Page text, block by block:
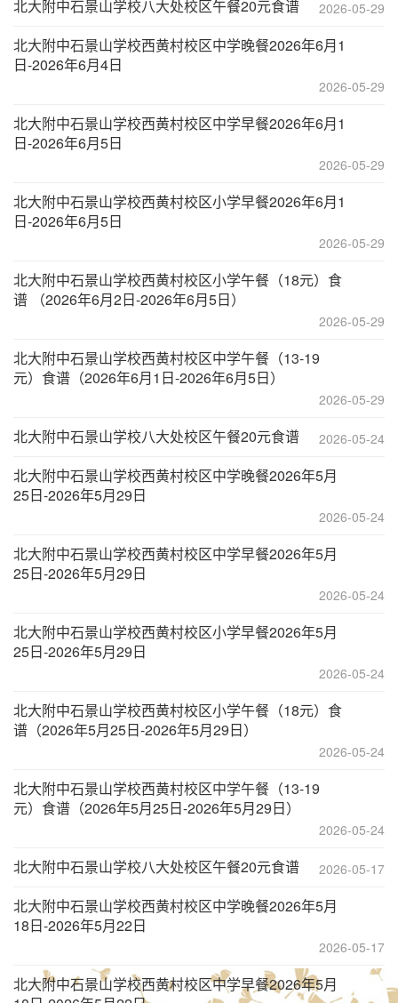
北大附中石景山学校八大处校区午餐20元食谱 2026-05-29
北大附中石景山学校西黄村校区中学晚餐2026年6月1
日-2026年6月4日
2026-05-29
北大附中石景山学校西黄村校区中学早餐2026年6月1
日-2026年6月5日
2026-05-29
北大附中石景山学校西黄村校区小学早餐2026年6月1
日-2026年6月5日
2026-05-29
北大附中石景山学校西黄村校区小学午餐（18元）食
谱 （2026年6月2日-2026年6月5日）
2026-05-29
北大附中石景山学校西黄村校区中学午餐（13-19
元）食谱（2026年6月1日-2026年6月5日）
2026-05-29
北大附中石景山学校八大处校区午餐20元食谱 2026-05-24
北大附中石景山学校西黄村校区中学晚餐2026年5月
25日-2026年5月29日
2026-05-24
北大附中石景山学校西黄村校区中学早餐2026年5月
25日-2026年5月29日
2026-05-24
北大附中石景山学校西黄村校区小学早餐2026年5月
25日-2026年5月29日
2026-05-24
北大附中石景山学校西黄村校区小学午餐（18元）食
谱（2026年5月25日-2026年5月29日）
2026-05-24
北大附中石景山学校西黄村校区中学午餐（13-19
元）食谱（2026年5月25日-2026年5月29日）
2026-05-24
北大附中石景山学校八大处校区午餐20元食谱 2026-05-17
北大附中石景山学校西黄村校区中学晚餐2026年5月
18日-2026年5月22日
2026-05-17
北大附中石景山学校西黄村校区中学早餐2026年5月